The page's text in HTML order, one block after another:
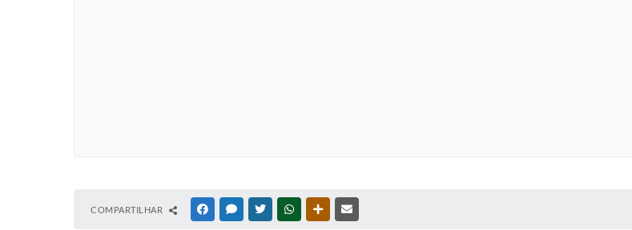
COMPARTILHAR FACEBOOKMESSENGER
TWITTERWHATSAPPOUTRAS MÍDIAS